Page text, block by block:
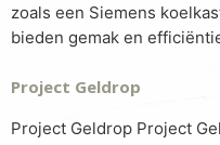
zoals een Siemens
bieden gemak en
Project Geldrop
Project Geldrop Project